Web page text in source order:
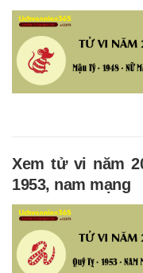
Xem tử vi năm
1953, nam mạng